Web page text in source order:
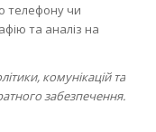
телефону чи
та аналіз на
комунікацій та
забезпечення.